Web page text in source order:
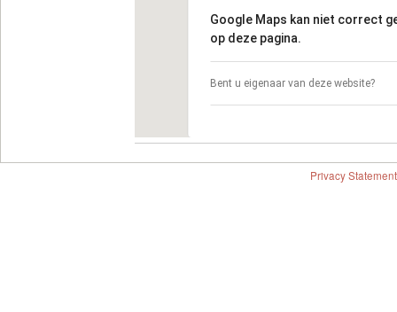
Google Maps kan niet correct
op deze pagina.
Bent u eigenaar van deze website?
Privacy Statement